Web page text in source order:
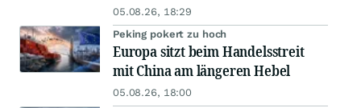
05.08.26, 18:29
Peking pokert zu hoch
Europa sitzt beim Handelsstreit
mit China am längeren Hebel
05.08.26, 18:00